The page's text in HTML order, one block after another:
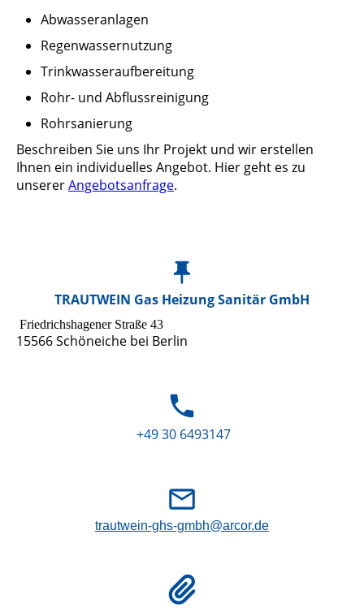
Abwasseranlagen
Regenwassernutzung
Trinkwasseraufbereitung
Rohr- und Abflussreinigung
Rohrsanierung
Beschreiben Sie uns Ihr Projekt und wir erstellen
Ihnen ein individuelles Angebot. Hier geht es zu
unsererAngebotsanfrage.
TRAUTWEIN Gas Heizung Sanitär GmbH
Friedrichshagener Straße 43
15566 Schöneiche bei Berlin
+49 30 6493147
trautwein-ghs-gmbh@arcor.de